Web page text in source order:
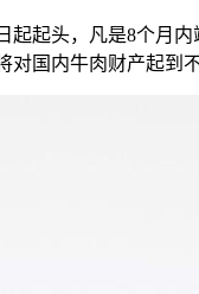
起头，凡是8个月
国内牛肉财产起到